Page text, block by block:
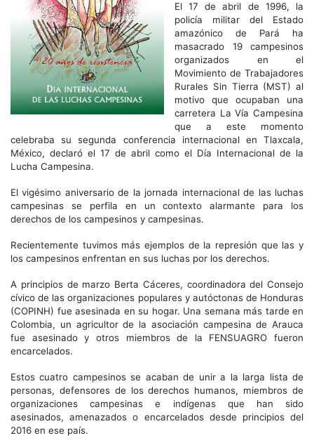
El 17 de abril de 1996, la
policía militar del Estado
amazónico de Pará ha
masacrado 19 campesinos
organizados en el
Movimiento de Trabajadores
Rurales Sin Tierra (MST) al
motivo que ocupaban una
carretera La Vía Campesina
que a este momento
celebraba su segunda conferencia internacional en Tlaxcala,
México, declaró el 17 de abril como el Día Internacional de la
Lucha Campesina.
El vigésimo aniversario de la jornada internacional de las luchas
campesinas se perfila en un contexto alarmante para los
derechos de los campesinos y campesinas.
Recientemente tuvimos más ejemplos de la represión que las y
los campesinos enfrentan en sus luchas por los derechos.
A principios de marzo Berta Cáceres, coordinadora del Consejo
cívico de las organizaciones populares y autóctonas de Honduras
(COPINH) fue asesinada en su hogar. Una semana más tarde en
Colombia, un agricultor de la asociación campesina de Arauca
fue asesinado y otros miembros de la FENSUAGRO fueron
encarcelados.
Estos cuatro campesinos se acaban de unir a la larga lista de
personas, defensores de los derechos humanos, miembros de
organizaciones campesinas e indígenas que han sido
asesinados, amenazados o encarcelados desde principios del
2016 en ese país.